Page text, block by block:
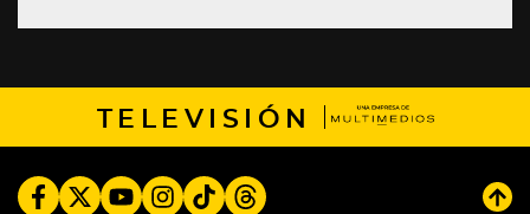
TELEVISIÓN
FacebookTwitterYoutubeInstagram
TikTokThreads